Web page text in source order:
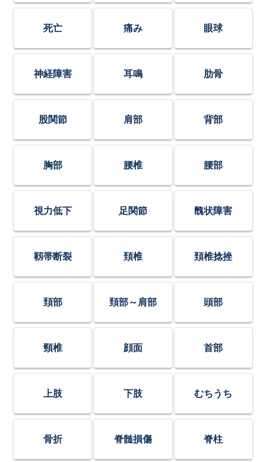
死亡 痛み 眼球
神経障害 耳鳴 肋骨
股関節 肩部 背部
胸部 腰椎 腰部
視力低下 足関節 醜状障害
靱帯断裂 頚椎 頚椎捻挫
頚部 頚部～肩部 頭部
頸椎 顔面 首部
上肢 下肢 むちうち
骨折 脊髄損傷 脊柱